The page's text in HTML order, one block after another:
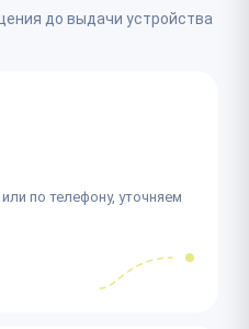
до выдачи устройства
по телефону, уточняем